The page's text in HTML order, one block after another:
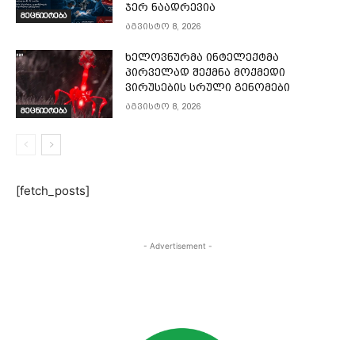
მეცნიერება
ჯერ ნაადრევია
აგვისტო 8, 2026
მეცნიერება
ხელოვნურმა ინტელექტმა
პირველად შექმნა მოქმედი
ვირუსების სრული გენომები
აგვისტო 8, 2026
[fetch_posts]
- Advertisement -